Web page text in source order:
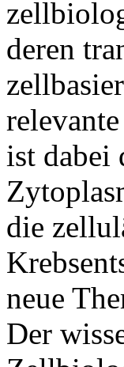
deren
ist dabei
die
neue
Der